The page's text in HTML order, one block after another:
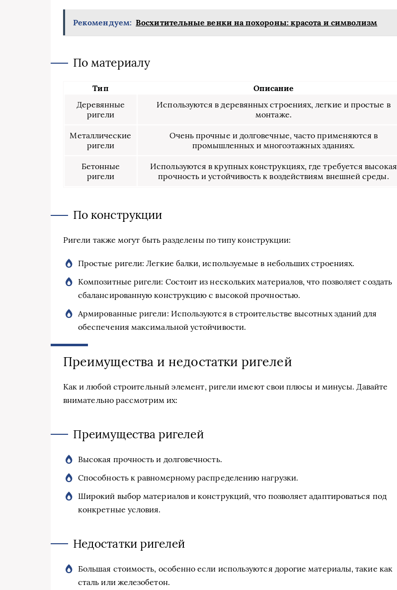
Рекомендуем: Восхитительные венки на похороны: красота и символизм
По материалу
Тип
Описание
Деревянные
ригели
Используются в деревянных строениях, легкие и простые в
монтаже.
Металлические
ригели
Очень прочные и долговечные, часто применяются в
промышленных и многоэтажных зданиях.
Бетонные
ригели
Используются в крупных конструкциях, где требуется высокая
прочность и устойчивость к воздействиям внешней среды.
По конструкции
Ригели также могут быть разделены по типу конструкции:
Простые ригели: Легкие балки, используемые в небольших строениях.
Композитные ригели: Состоит из нескольких материалов, что позволяет создать
сбалансированную конструкцию с высокой прочностью.
Армированные ригели: Используются в строительстве высотных зданий для
обеспечения максимальной устойчивости.
Преимущества и недостатки ригелей
Как и любой строительный элемент, ригели имеют свои плюсы и минусы. Давайте
внимательно рассмотрим их:
Преимущества ригелей
Высокая прочность и долговечность.
Способность к равномерному распределению нагрузки.
Широкий выбор материалов и конструкций, что позволяет адаптироваться под
конкретные условия.
Недостатки ригелей
Большая стоимость, особенно если используются дорогие материалы, такие как
сталь или железобетон.